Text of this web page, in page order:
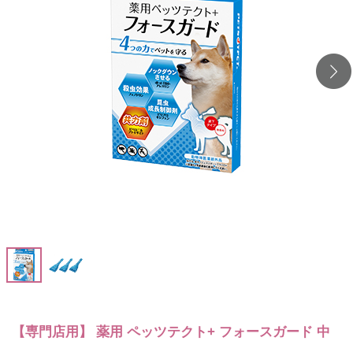
【専門店用】 薬用 ペッツテクト+ フォースガード 中